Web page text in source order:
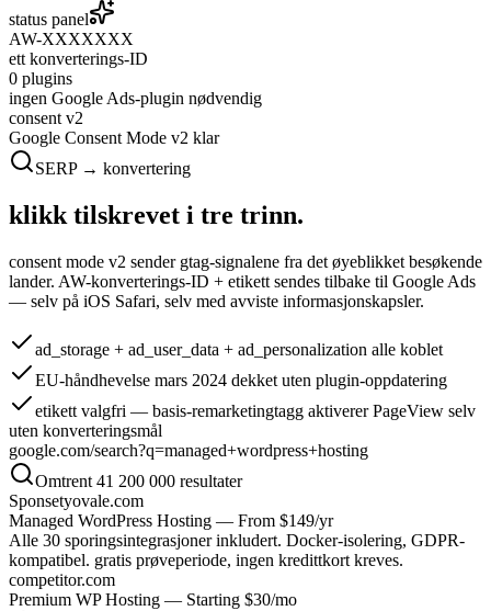
status panel
AW-XXXXXXX
ett konverterings-ID
0 plugins
ingen Google Ads-plugin nødvendig
consent v2
Google Consent Mode v2 klar
SERP → konvertering
klikk tilskrevet i tre trinn.
consent mode v2 sender gtag-signalene fra det øyeblikket besøkende
lander. AW-konverterings-ID + etikett sendes tilbake til Google Ads
— selv på iOS Safari, selv med avviste informasjonskapsler.
ad_storage + ad_user_data + ad_personalization alle koblet
EU-håndhevelse mars 2024 dekket uten plugin-oppdatering
etikett valgfri — basis-remarketingtagg aktiverer PageView selv
uten konverteringsmål
google.com/search?q=managed+wordpress+hosting
Omtrent 41 200 000 resultater
Sponsetyovale.com
Managed WordPress Hosting — From $149/yr
Alle 30 sporingsintegrasjoner inkludert. Docker-isolering, GDPR-
kompatibel. gratis prøveperiode, ingen kredittkort kreves.
competitor.com
Premium WP Hosting — Starting $30/mo